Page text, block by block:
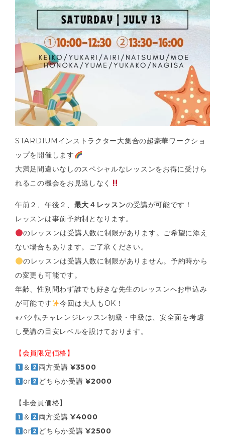
STARDIUMインストラクター大集合の超豪華ワークショ
ップを開催します
大満足間違いなしのスペシャルなレッスンをお得に受けら
れるこの機会をお見逃しなく
午前２、午後２、 最大４レッスンの受講が可能です！
レッスンは事前予約制となります。
のレッスンは受講人数に制限があります。ご希望に添え
ない場合もあります。ご了承ください。
のレッスンは受講人数に制限がありません。予約時から
の変更も可能です。
年齢、性別問わず誰でも好きな先生のレッスンへお申込み
が可能です
今回は大人もOK！
※バク転チャレンジレッスン初級・中級は、安全面を考慮
し受講の目安レベルを設けております。
【会員限定価格】
＆
両方受講¥3500
or
どちらか受講¥2000
【非会員価格】
＆
両方受講¥4000
or
どちらか受講¥2500